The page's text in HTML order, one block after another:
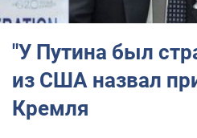
"У Путина был
из США назвал
Кремля